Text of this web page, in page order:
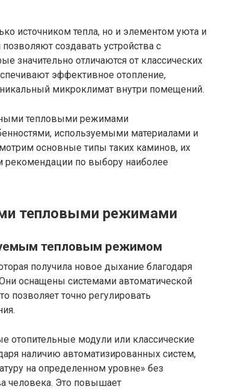
источником тепла, но и элементом уюта и
создавать устройства с
отличаются от классических
эффективное отопление,
микроклимат внутри помещений.
тепловыми режимами
используемыми материалами и
основные типы таких каминов, их
рекомендации по выбору наиболее
тепловыми режимами
тепловым режимом
получила новое дыхание благодаря
оснащены системами автоматической
позволяет точно регулировать
отопительные модули или классические
наличию автоматизированных систем,
на определенном уровне» без
человека. Это повышает